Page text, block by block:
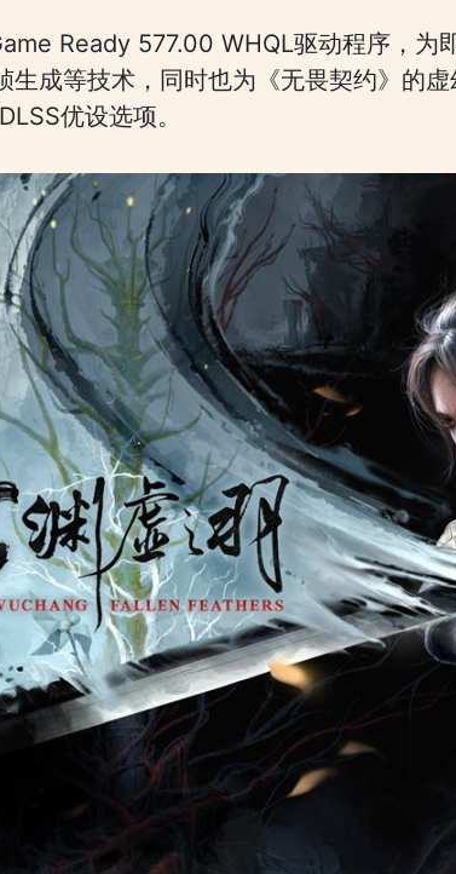
Ready 577.00 WHQL驱动程序，为
生成等技术，同时也为《无畏契约》的
优设选项。